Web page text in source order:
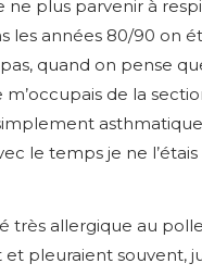
ne plus parvenir à
les années 80/90 on
quand on pense
de la
le temps je ne
très allergique au
pleuraient souvent,